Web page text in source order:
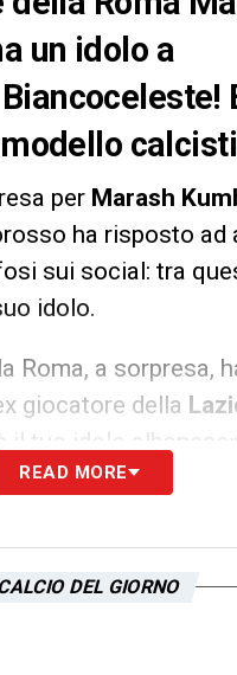
un idolo a
per Marash
ha risposto ad
sui social: tra
idolo.
Roma, a sorpresa,
giocatore della
il tuo idolo
2000 ha dichiarato: «
NOSTRE TOP
READ MORE
DEL GIORNO